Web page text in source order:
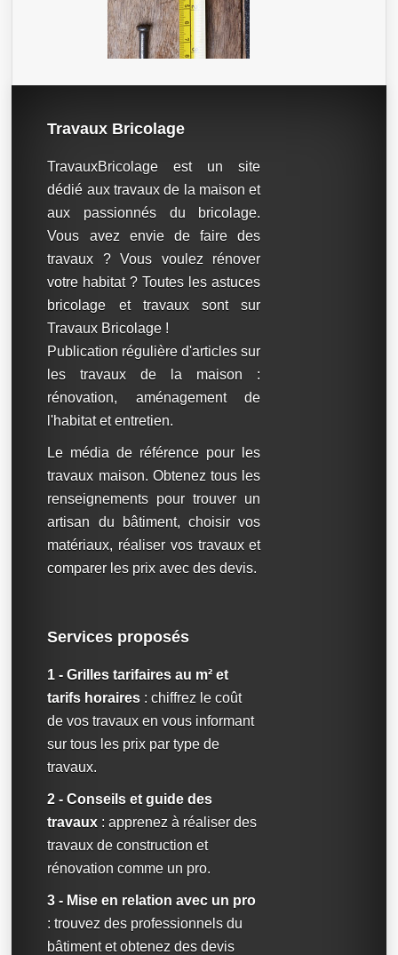
Travaux Bricolage
TravauxBricolage est un site
dédié aux travaux de la maison et
aux passionnés du bricolage.
Vous avez envie de faire des
travaux ? Vous voulez rénover
votre habitat ? Toutes les astuces
bricolage et travaux sont sur
Travaux Bricolage !
Publication régulière d'articles sur
les travaux de la maison :
rénovation, aménagement de
l'habitat et entretien.
Le média de référence pour les
travaux maison. Obtenez tous les
renseignements pour trouver un
artisan du bâtiment, choisir vos
matériaux, réaliser vos travaux et
comparer les prix avec des devis.
Services proposés
1 - Grilles tarifaires au m² et
tarifs horaires : chiffrez le coût
de vos travaux en vous informant
sur tous les prix par type de
travaux.
2 - Conseils et guide des
travaux : apprenez à réaliser des
travaux de construction et
rénovation comme un pro.
3 - Mise en relation avec un pro
: trouvez des professionnels du
bâtiment et obtenez des devis